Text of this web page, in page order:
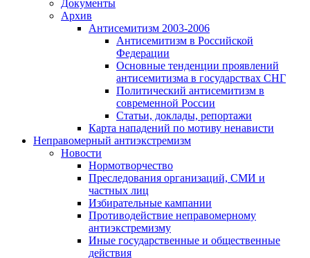
Документы
Архив
Антисемитизм 2003-2006
Антисемитизм в Российской
Федерации
Основные тенденции проявлений
антисемитизма в государствах СНГ
Политический антисемитизм в
современной России
Статьи, доклады, репортажи
Карта нападений по мотиву ненависти
Неправомерный антиэкстремизм
Новости
Нормотворчество
Преследования организаций, СМИ и
частных лиц
Избирательные кампании
Противодействие неправомерному
антиэкстремизму
Иные государственные и общественные
действия